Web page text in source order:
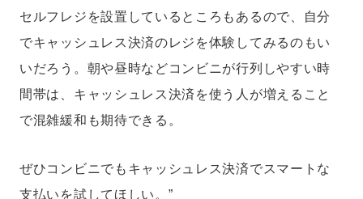
セルフレジを設置しているところもあるので、自分
でキャッシュレス決済のレジを体験してみるのもい
いだろう。朝や昼時などコンビニが行列しやすい時
間帯は、キャッシュレス決済を使う人が増えること
で混雑緩和も期待できる。
ぜひコンビニでもキャッシュレス決済でスマートな
支払いを試してほしい。”